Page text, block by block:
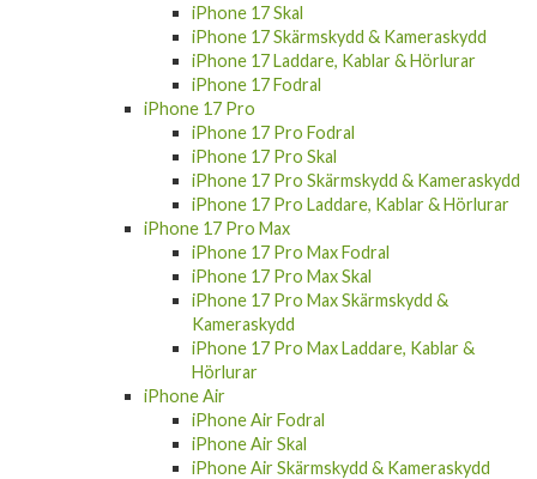
iPhone 17 Skal
iPhone 17 Skärmskydd & Kameraskydd
iPhone 17 Laddare, Kablar & Hörlurar
iPhone 17 Fodral
iPhone 17 Pro
iPhone 17 Pro Fodral
iPhone 17 Pro Skal
iPhone 17 Pro Skärmskydd & Kameraskydd
iPhone 17 Pro Laddare, Kablar & Hörlurar
iPhone 17 Pro Max
iPhone 17 Pro Max Fodral
iPhone 17 Pro Max Skal
iPhone 17 Pro Max Skärmskydd &
Kameraskydd
iPhone 17 Pro Max Laddare, Kablar &
Hörlurar
iPhone Air
iPhone Air Fodral
iPhone Air Skal
iPhone Air Skärmskydd & Kameraskydd